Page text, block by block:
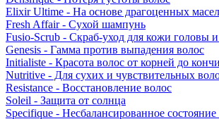
Elixir Ultime - На основе драгоценных масел
Fresh Affair - Сухой шампунь
Fusio-Scrub - Скраб-уход для кожи головы
Genesis - Гамма против выпадения волос
Initialiste - Красота волос от корней до
Nutritive - Для сухих и чувствительных
Resistance - Восстановление волос
Soleil - Защита от солнца
Specifique - Несбалансированное